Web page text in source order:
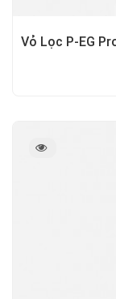
Vỏ Lọc P-EG